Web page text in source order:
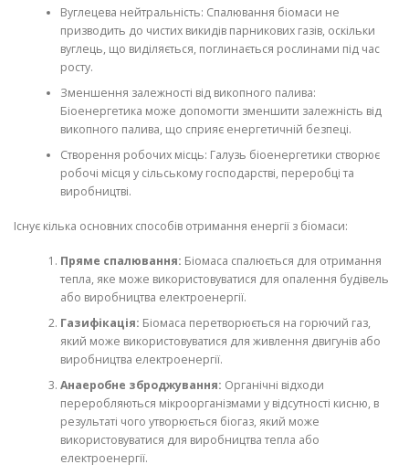
Вуглецева нейтральність: Спалювання біомаси не
призводить до чистих викидів парникових газів, оскільки
вуглець, що виділяється, поглинається рослинами під час
росту.
Зменшення залежності від викопного палива:
Біоенергетика може допомогти зменшити залежність від
викопного палива, що сприяє енергетичній безпеці.
Створення робочих місць: Галузь біоенергетики створює
робочі місця у сільському господарстві, переробці та
виробництві.
Існує кілька основних способів отримання енергії з біомаси:
Пряме спалювання: Біомаса спалюється для отримання
тепла, яке може використовуватися для опалення будівель
або виробництва електроенергії.
Газифікація: Біомаса перетворюється на горючий газ,
який може використовуватися для живлення двигунів або
виробництва електроенергії.
Анаеробне зброджування: Органічні відходи
переробляються мікроорганізмами у відсутності кисню, в
результаті чого утворюється біогаз, який може
використовуватися для виробництва тепла або
електроенергії.